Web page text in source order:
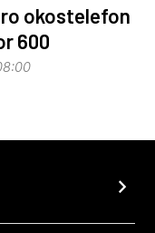
okostelefon
600
chevron_right